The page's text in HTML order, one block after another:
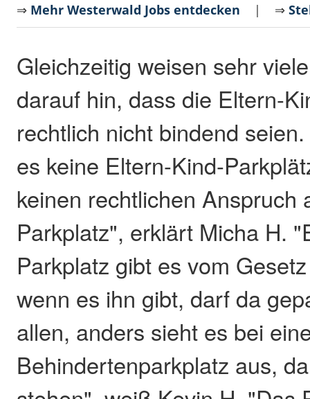
⇒ Mehr Westerwald Jobs entdecken | ⇒
Gleichzeitig weisen sehr
darauf hin, dass die Eltern-
rechtlich nicht bindend
es keine Eltern-Kind-
keinen rechtlichen Anspruch
Parkplatz", erklärt Micha H.
Parkplatz gibt es vom
wenn es ihn gibt, darf da
allen, anders sieht es bei
Behindertenparkplatz aus,